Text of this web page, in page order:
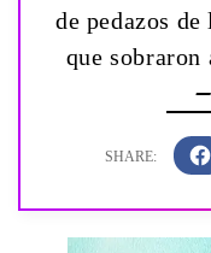
de pedazos de
que sobraron